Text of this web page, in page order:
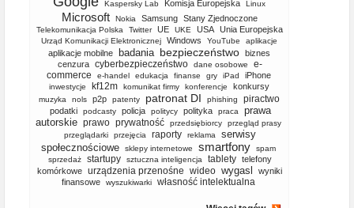
Kaspersky Lab Komisja Europejska Linux
Microsoft Nokia Samsung Stany Zjednoczone
Telekomunikacja Polska Twitter UE UKE USA Unia Europejska
Urząd Komunikacji Elektronicznej Windows YouTube aplikacje
aplikacje mobilne badania bezpieczeństwo biznes
cenzura cyberbezpieczeństwo dane osobowe
e-
commerce
e-handel edukacja finanse gry iPad iPhone
inwestycje kf12m komunikat firmy konferencje konkursy
muzyka nols p2p patenty patronat DI phishing piractwo
podatki podcasty policja politycy polityka praca
prawa
autorskie prawo prywatność przedsiębiorcy
przegląd prasy
przeglądarki
przejęcia raporty reklama
serwisy
społecznościowe
sklepy internetowe smartfony
spam
sprzedaż
startupy sztuczna inteligencja tablety telefony
komórkowe
urządzenia przenośne wideo wygasl
wyniki
finansowe
wyszukiwarki własność intelektualna